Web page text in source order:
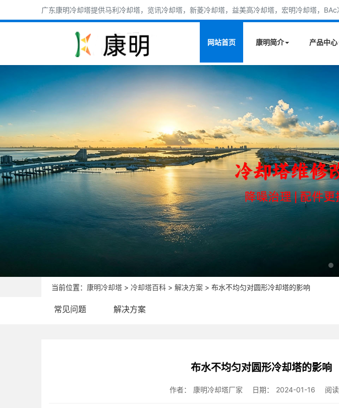
广东康明冷却塔提供马利冷却塔，览讯冷却塔，新菱冷却塔，益美高冷却塔，宏明冷却塔，
网站首页 康明简介 产品中心
当前位置： 康明冷却塔 > 冷却塔百科 > 解决方案 > 布水不均匀对圆形冷却塔的影响
常见问题 解决方案
布水不均匀对圆形冷却塔的影响
作者： 康明冷却塔厂家 日期： 2024-01-16 阅读